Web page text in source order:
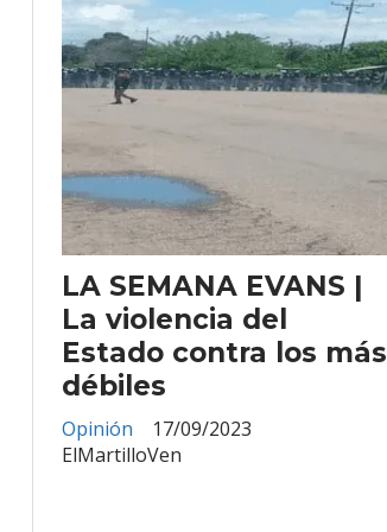
LA SEMANA EVANS |
La violencia del
Estado contra los más
débiles
ElMartilloVen
Opinión 17/09/2023